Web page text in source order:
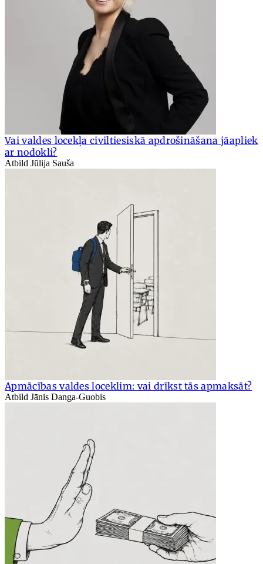
Vai valdes locekļa civiltiesiskā apdrošināšana jāapliek
ar nodokli?
Atbild Jūlija Sauša
Apmācības valdes loceklim: vai drīkst tās apmaksāt?
Atbild Jānis Danga-Guobis